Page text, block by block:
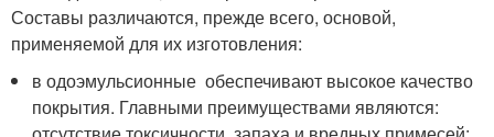
Составы различаются, прежде всего, основой,
применяемой для их изготовления:
в одоэмульсионные обеспечивают высокое качество
покрытия. Главными преимуществами являются: